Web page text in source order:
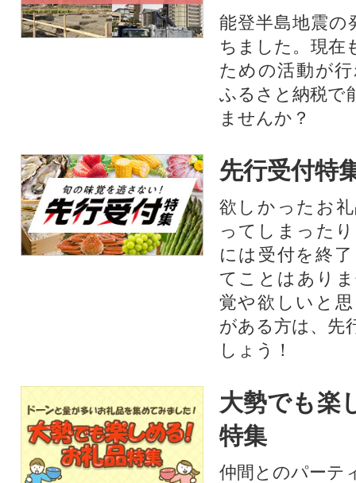
能登半島地震の
ちました。現在
ための活動が
ふるさと納税で
ませんか？
先行受付特
欲しかったお
ってしまった
には受付を終
てことはあり
覚や欲しいと
がある方は、先
しょう！
大勢でも楽
特集
仲間とのパーテ